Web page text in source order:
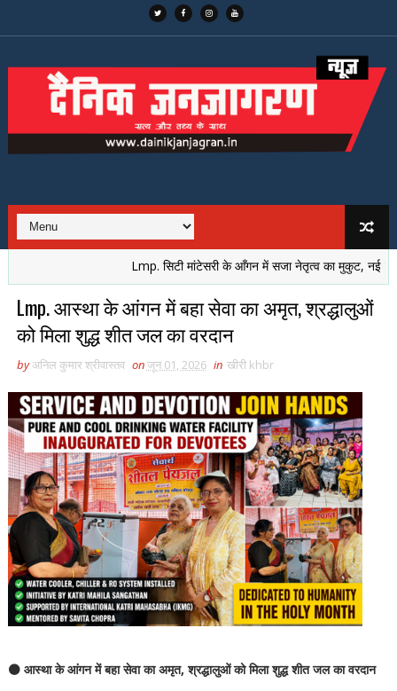
Lmp. सिटी मांटेसरी के आँगन में सजा नेतृत्व का मुकुट, नई पीढ़ी ने
Lmp. आस्था के आंगन में बहा सेवा का अमृत, श्रद्धालुओं
को मिला शुद्ध शीत जल का वरदान
byअनिल कुमार श्रीवास्तव onजून 01, 2026 in खीरी khbr
⚫ आस्था के आंगन में बहा सेवा का अमृत, श्रद्धालुओं को मिला शुद्ध शीत जल का वरदान